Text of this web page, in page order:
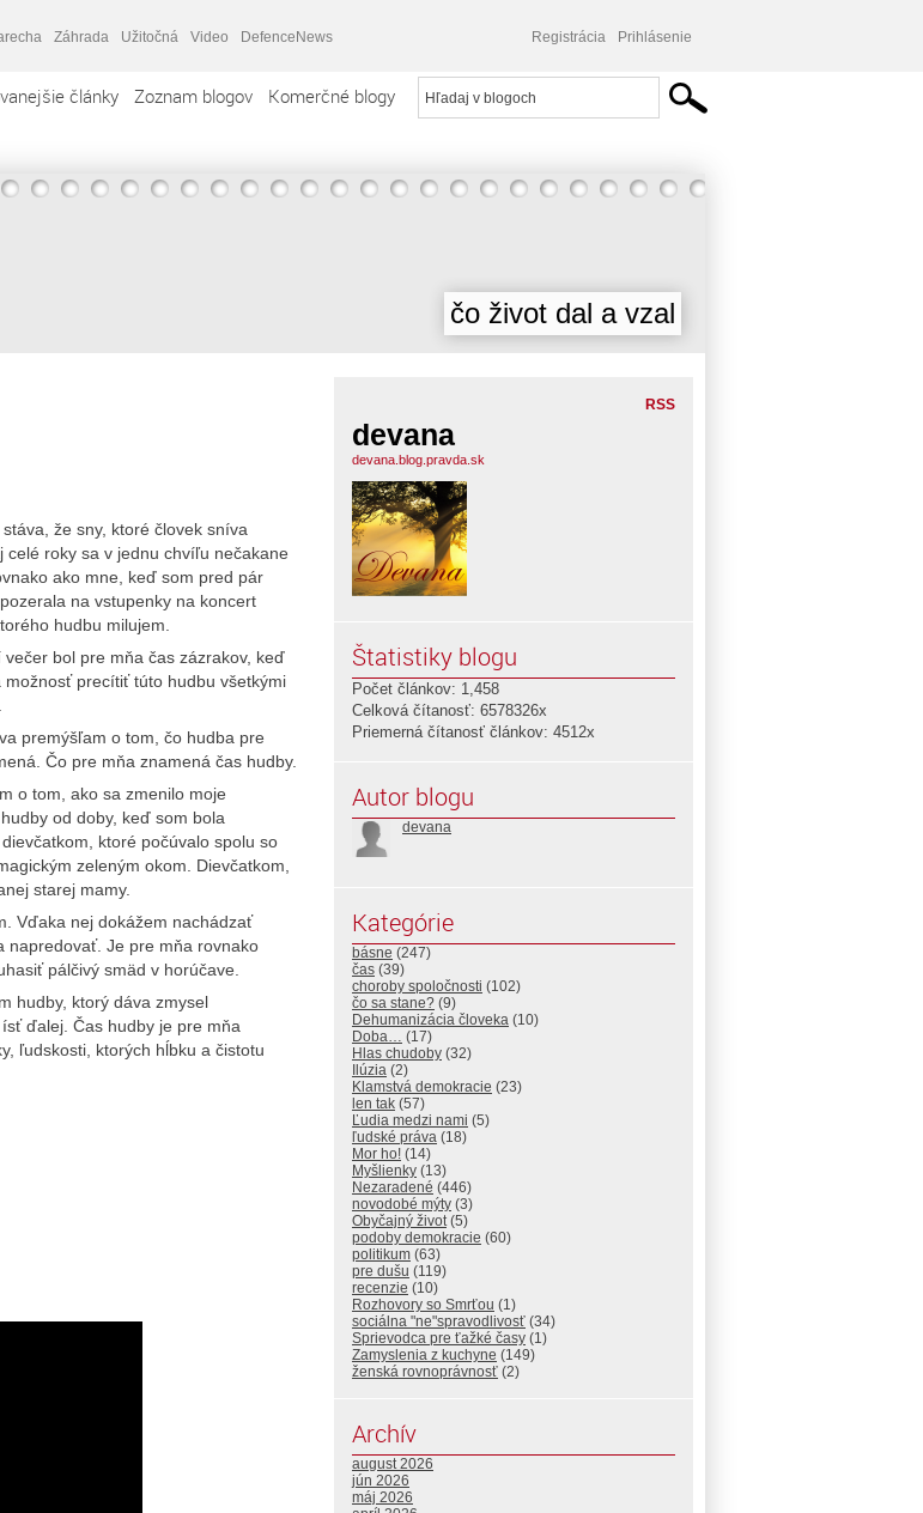
Záhrada Užitočná Video DefenceNews Registrácia Prihlásenie
články Zoznam blogov Komerčné blogy
čo život dal a vzal
že sny, ktoré človek sníva
celé roky sa v jednu chvíľu nečakane
ako mne, keď som pred pár
na vstupenky na koncert
hudbu milujem.
večer bol pre mňa čas zázrakov, keď
možnosť precítiť túto hudbu všetkými
premýšľam o tom, čo hudba pre
Čo pre mňa znamená čas hudby.
o tom, ako sa zmenilo moje
od doby, keď som bola
ktoré počúvalo spolu so
zeleným okom. Dievčatkom,
starej mamy.
Vďaka nej dokážem nachádzať
napredovať. Je pre mňa rovnako
pálčivý smäd v horúčave.
hudby, ktorý dáva zmysel
ďalej. Čas hudby je pre mňa
ľudskosti, ktorých hĺbku a čistotu
RSS
devana
devana.blog.pravda.sk
Štatistiky blogu
Počet článkov: 1,458
Celková čítanosť: 6578326x
Priemerná čítanosť článkov: 4512x
Autor blogu
devana
Kategórie
básne (247)
čas (39)
choroby spoločnosti (102)
čo sa stane? (9)
Dehumanizácia človeka (10)
Doba… (17)
Hlas chudoby (32)
Ilúzia (2)
Klamstvá demokracie (23)
len tak (57)
Ľudia medzi nami (5)
ľudské práva (18)
Mor ho! (14)
Myšlienky (13)
Nezaradené (446)
novodobé mýty (3)
Obyčajný život(5)
podoby demokracie (60)
politikum (63)
pre dušu (119)
recenzie (10)
Rozhovory so Smrťou (1)
sociálna "ne"spravodlivosť (34)
Sprievodca pre ťažké časy (1)
Zamyslenia z kuchyne (149)
ženská rovnoprávnosť (2)
Archív
august 2026
jún 2026
máj 2026